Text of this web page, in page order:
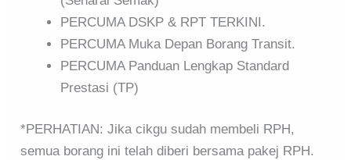
PERCUMA DSKP & RPT TERKINI.
PERCUMA Muka Depan Borang Transit.
PERCUMA Panduan Lengkap Standard
Prestasi (TP)
*PERHATIAN: Jika cikgu sudah membeli RPH,
semua borang ini telah diberi bersama pakej RPH.